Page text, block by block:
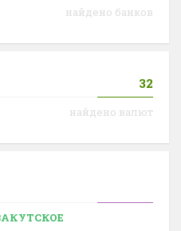
найдено банков
32
найдено валют